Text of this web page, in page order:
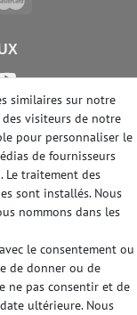
similaires sur notre
visiteurs de notre
pour personnaliser le
de fournisseurs
Le traitement des
sont installés. Nous
nommons dans les
le consentement ou
de donner ou de
ne pas consentir et de
ultérieure. Nous